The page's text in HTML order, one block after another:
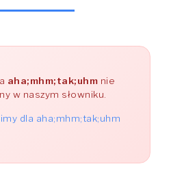
aha;mhm;tak;uhm nie
w naszym słowniku.
dla aha;mhm;tak;uhm